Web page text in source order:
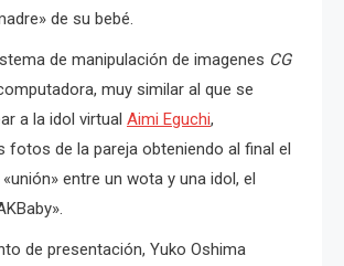
de su bebé.
de manipulación de imagenes CG
muy similar al que se
a la idol virtual Aimi Eguchi,
fotos de la pareja obteniendo al final el
entre un wota y una idol, el
de presentación, Yuko Oshima